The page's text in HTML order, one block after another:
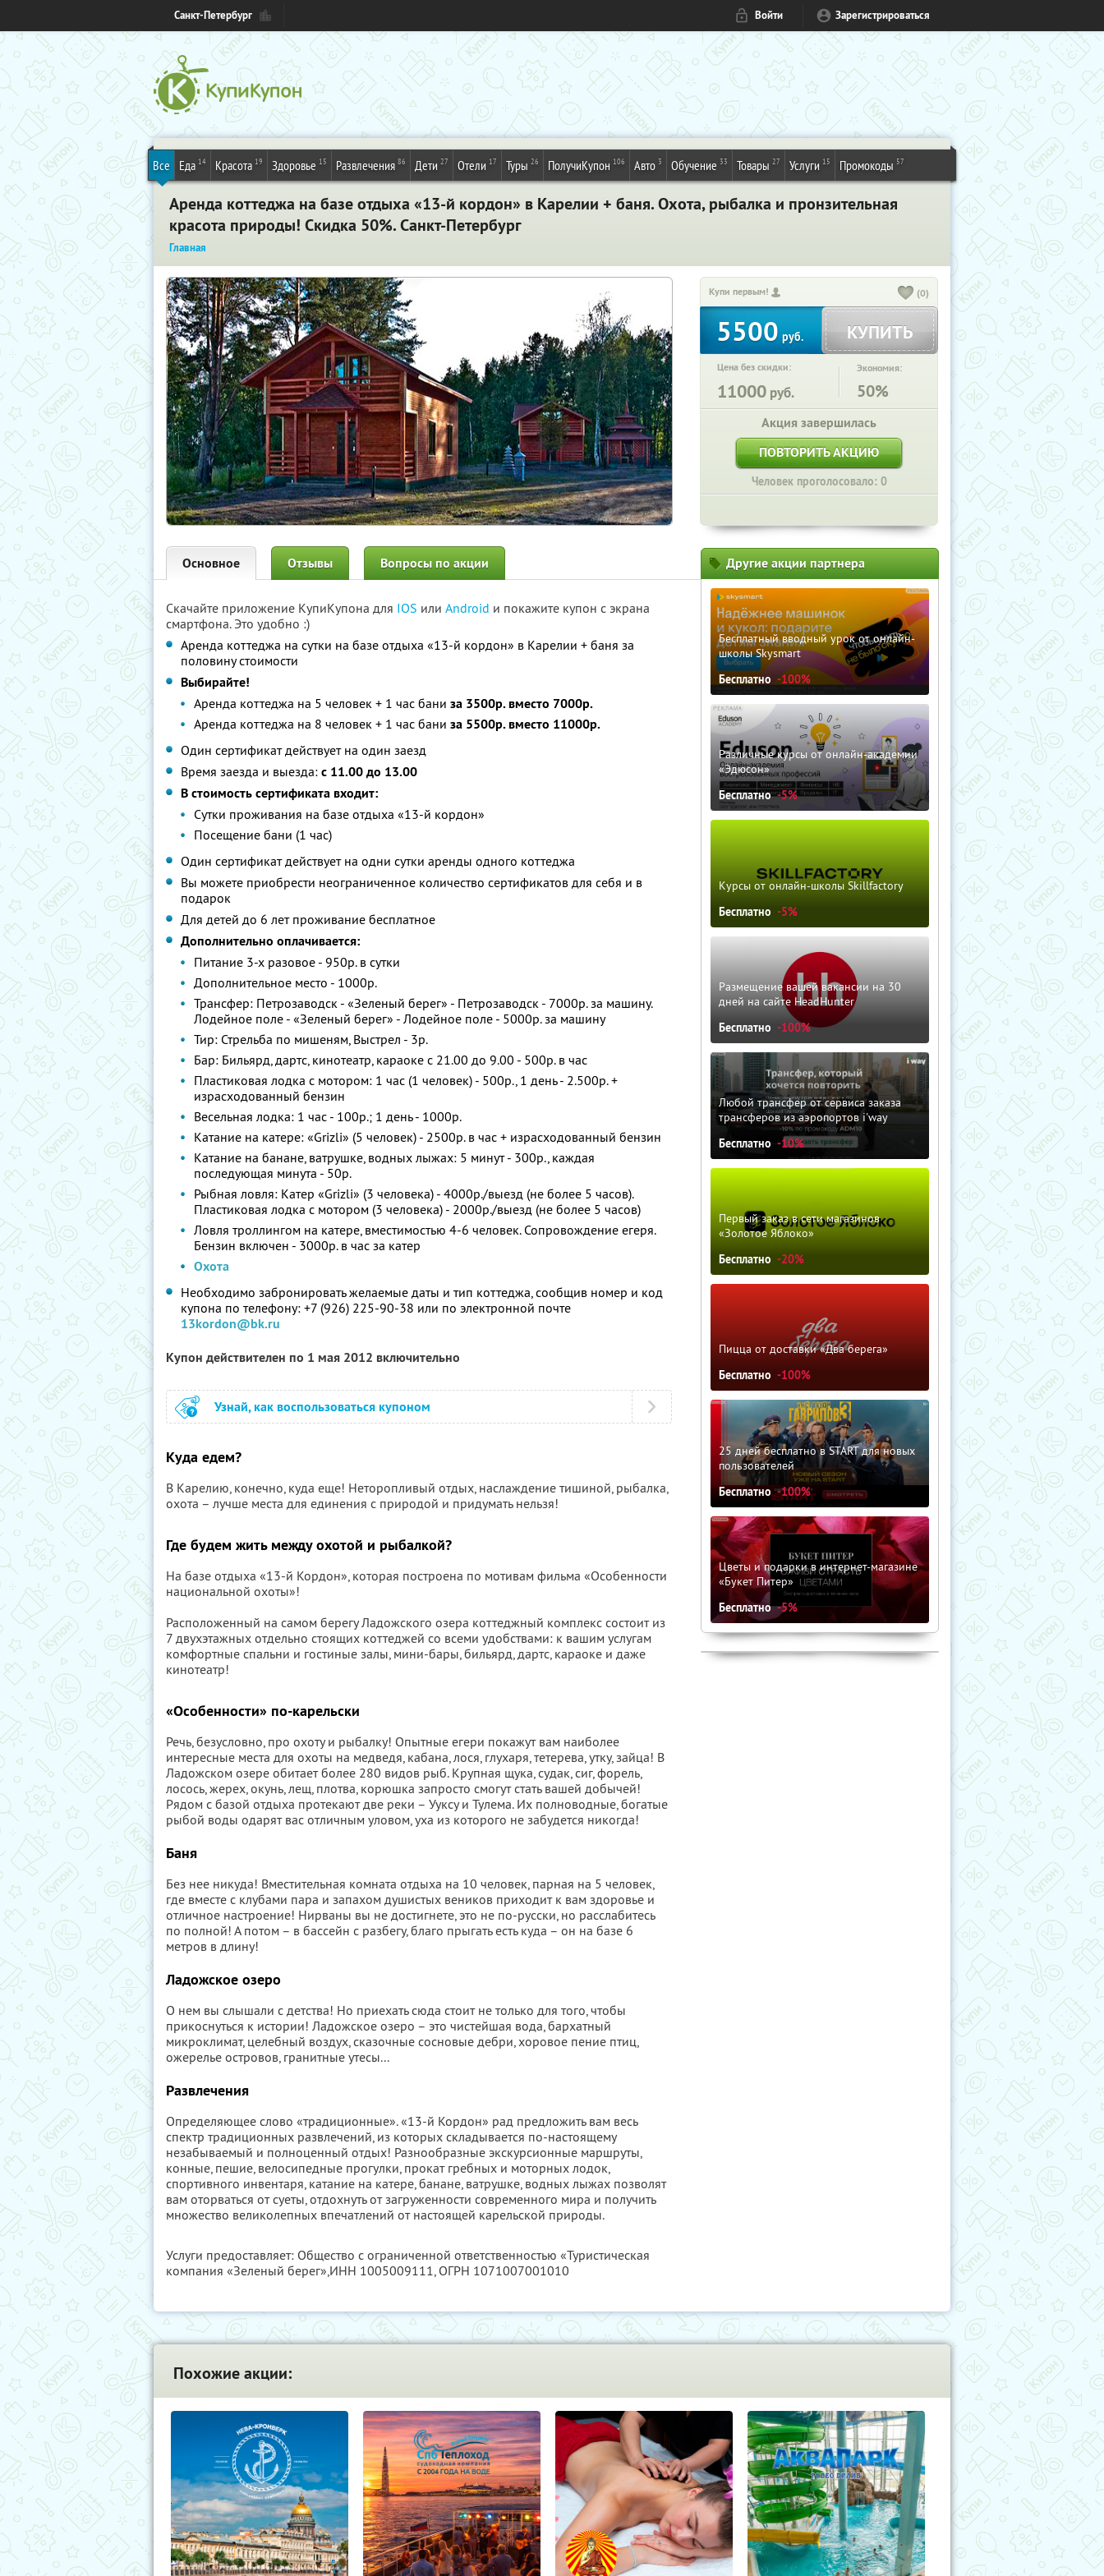
Санкт-Петербург Войти Зарегистрироваться
Все Еда 14 Красота 19 Здоровье 15 Развлечения 86 Дети 27 Отели 17 Туры 26 ПолучиКупон 106 Авто 3 Обучение 33 Товары 27 Услуги 15 Промокоды 57
Аренда коттеджа на базе отдыха «13-й кордон» в Карелии + баня. Охота, рыбалка и пронзительная
красота природы! Скидка 50%. Санкт-Петербург
Главная
Купи первым! (0)
5500руб. КУПИТЬ
Цена без скидки:
11000 руб.
Экономия:
50%
Акция завершилась
ПОВТОРИТЬ АКЦИЮ
Человек проголосовало: 0
Основное Отзывы Вопросы по акции
Скачайте приложение КупиКупона для IOS или Android и покажите купон с экрана
смартфона. Это удобно :)
Аренда коттеджа на сутки на базе отдыха «13-й кордон» в Карелии + баня за
половину стоимости
Выбирайте!
Аренда коттеджа на 5 человек + 1 час бани за 3500р. вместо 7000р.
Аренда коттеджа на 8 человек + 1 час бани за 5500р. вместо 11000р.
Один сертификат действует на один заезд
Время заезда и выезда: с 11.00 до 13.00
В стоимость сертификата входит:
Сутки проживания на базе отдыха «13-й кордон»
Посещение бани (1 час)
Один сертификат действует на одни сутки аренды одного коттеджа
Вы можете приобрести неограниченное количество сертификатов для себя и в
подарок
Для детей до 6 лет проживание бесплатное
Дополнительно оплачивается:
Питание 3-х разовое - 950р. в сутки
Дополнительное место - 1000р.
Трансфер: Петрозаводск - «Зеленый берег» - Петрозаводск - 7000р. за машину.
Лодейное поле - «Зеленый берег» - Лодейное поле - 5000р. за машину
Тир: Стрельба по мишеням, Выстрел - 3р.
Бар: Бильярд, дартс, кинотеатр, караоке с 21.00 до 9.00 - 500р. в час
Пластиковая лодка с мотором: 1 час (1 человек) - 500р., 1 день - 2.500р. +
израсходованный бензин
Весельная лодка: 1 час - 100р.; 1 день - 1000р.
Катание на катере: «Grizli» (5 человек) - 2500р. в час + израсходованный бензин
Катание на банане, ватрушке, водных лыжах: 5 минут - 300р., каждая
последующая минута - 50р.
Рыбная ловля: Катер «Grizli» (3 человека) - 4000р./выезд (не более 5 часов).
Пластиковая лодка с мотором (3 человека) - 2000р./выезд (не более 5 часов)
Ловля троллингом на катере, вместимостью 4-6 человек. Сопровождение егеря.
Бензин включен - 3000р. в час за катер
Охота
Необходимо забронировать желаемые даты и тип коттеджа, сообщив номер и код
купона по телефону: +7 (926) 225-90-38 или по электронной почте
13kordon@bk.ru
Купон действителен по 1 мая 2012 включительно
Узнай, как воспользоваться купоном
Куда едем?
В Карелию, конечно, куда еще! Неторопливый отдых, наслаждение тишиной, рыбалка,
охота – лучше места для единения с природой и придумать нельзя!
Где будем жить между охотой и рыбалкой?
На базе отдыха «13-й Кордон», которая построена по мотивам фильма «Особенности
национальной охоты»!
Расположенный на самом берегу Ладожского озера коттеджный комплекс состоит из
7 двухэтажных отдельно стоящих коттеджей со всеми удобствами: к вашим услугам
комфортные спальни и гостиные залы, мини-бары, бильярд, дартс, караоке и даже
кинотеатр!
«Особенности» по-карельски
Речь, безусловно, про охоту и рыбалку! Опытные егери покажут вам наиболее
интересные места для охоты на медведя, кабана, лося, глухаря, тетерева, утку, зайца! В
Ладожском озере обитает более 280 видов рыб. Крупная щука, судак, сиг, форель,
лосось, жерех, окунь, лещ, плотва, корюшка запросто смогут стать вашей добычей!
Рядом с базой отдыха протекают две реки – Ууксу и Тулема. Их полноводные, богатые
рыбой воды одарят вас отличным уловом, уха из которого не забудется никогда!
Баня
Без нее никуда! Вместительная комната отдыха на 10 человек, парная на 5 человек,
где вместе с клубами пара и запахом душистых веников приходит к вам здоровье и
отличное настроение! Нирваны вы не достигнете, это не по-русски, но расслабитесь
по полной! А потом – в бассейн с разбегу, благо прыгать есть куда – он на базе 6
метров в длину!
Ладожское озеро
О нем вы слышали с детства! Но приехать сюда стоит не только для того, чтобы
прикоснуться к истории! Ладожское озеро – это чистейшая вода, бархатный
микроклимат, целебный воздух, сказочные сосновые дебри, хоровое пение птиц,
ожерелье островов, гранитные утесы...
Развлечения
Определяющее слово «традиционные». «13-й Кордон» рад предложить вам весь
спектр традиционных развлечений, из которых складывается по-настоящему
незабываемый и полноценный отдых! Разнообразные экскурсионные маршруты,
конные, пешие, велосипедные прогулки, прокат гребных и моторных лодок,
спортивного инвентаря, катание на катере, банане, ватрушке, водных лыжах позволят
вам оторваться от суеты, отдохнуть от загруженности современного мира и получить
множество великолепных впечатлений от настоящей карельской природы.
Услуги предоставляет: Общество с ограниченной ответственностью «Туристическая
компания «Зеленый берег»,ИНН 1005009111, ОГРН 1071007001010
Другие акции партнера
Бесплатный вводный урок от онлайн-
школы Skysmart
Бесплатно -100%
Различные курсы от онлайн-академии
«Эдюсон»
Бесплатно -5%
Курсы от онлайн-школы Skillfactory
Бесплатно -5%
Размещение вашей вакансии на 30
дней на сайте HeadHunter
Бесплатно -100%
Любой трансфер от сервиса заказа
трансферов из аэропортов i'way
Бесплатно -10%
Первый заказ в сети магазинов
«Золотое Яблоко»
Бесплатно -20%
Пицца от доставки «Два берега»
Бесплатно -100%
25 дней бесплатно в START для новых
пользователей
Бесплатно -100%
Цветы и подарки в интернет-магазине
«Букет Питер»
Бесплатно -5%
Похожие акции: